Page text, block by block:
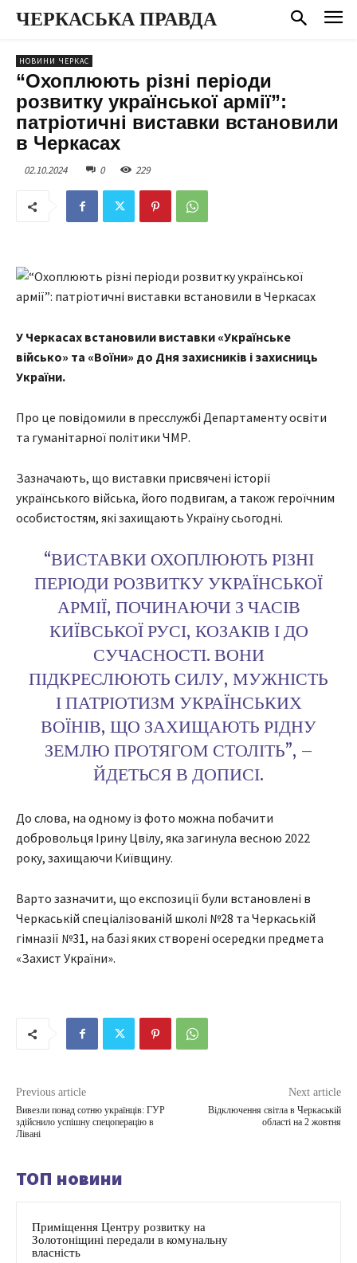
ЧЕРКАСЬКА ПРАВДА
НОВИНИ ЧЕРКАС
“Охоплюють різні періоди
розвитку української армії”:
патріотичні виставки встановили
в Черкасах
02.10.2024 0 229
У Черкасах встановили виставки «Українське
військо» та «Воїни» до Дня захисників і захисниць
України.
Про це повідомили в пресслужбі Департаменту освіти
та гуманітарної політики ЧМР.
Зазначають, що виставки присвячені історії
українського війська, його подвигам, а також героїчним
особистостям, які захищають Україну сьогодні.
“ВИСТАВКИ ОХОПЛЮЮТЬ РІЗНІ
ПЕРІОДИ РОЗВИТКУ УКРАЇНСЬКОЇ
АРМІЇ, ПОЧИНАЮЧИ З ЧАСІВ
КИЇВСЬКОЇ РУСІ, КОЗАКІВ І ДО
СУЧАСНОСТІ. ВОНИ
ПІДКРЕСЛЮЮТЬ СИЛУ, МУЖНІСТЬ
І ПАТРІОТИЗМ УКРАЇНСЬКИХ
ВОЇНІВ, ЩО ЗАХИЩАЮТЬ РІДНУ
ЗЕМЛЮ ПРОТЯГОМ СТОЛІТЬ”, –
ЙДЕТЬСЯ В ДОПИСІ.
До слова, на одному із фото можна побачити
добровольця Ірину Цвілу, яка загинула весною 2022
року, захищаючи Київщину.
Варто зазначити, що експозиції були встановлені в
Черкаській спеціалізованій школі №28 та Черкаській
гімназії №31, на базі яких створені осередки предмета
«Захист України».
Previous article
Вивезли понад сотню українців: ГУР
здійснило успішну спецоперацію в
Лівані
Next article
Відключення світла в Черкаській
області на 2 жовтня
ТОП новини
Приміщення Центру розвитку на
Золотоніщині передали в комунальну
власність